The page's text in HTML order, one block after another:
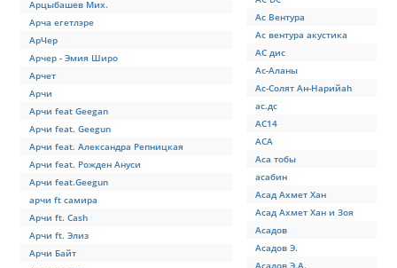
Арцыбашев Мих.
Арча егетлэре
АрЧер
Арчер - Эмия Широ
Арчет
Арчи
Арчи feat Geegan
Арчи feat. Geegun
Арчи feat. Александра Репницкая
Арчи feat. Рожден Ануси
Арчи feat.Geegun
арчи ft самира
Арчи ft. Cash
Арчи ft. Элиз
Арчи Байт
Ас Вентура
Ас вентура акустика
АС дис
Ас-Аланы
Ас-Солят Ан-Нарийаh
ас.дс
АС14
АСА
Аса тобы
асабин
Асад Ахмет Хан
Асад Ахмет Хан и Зоя
Асадов
Асадов Э.
Асадов Э.А.